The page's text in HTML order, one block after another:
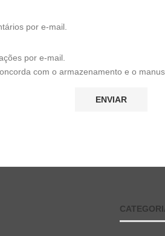
por e-mail.
por e-mail.
com o armazenamento e o